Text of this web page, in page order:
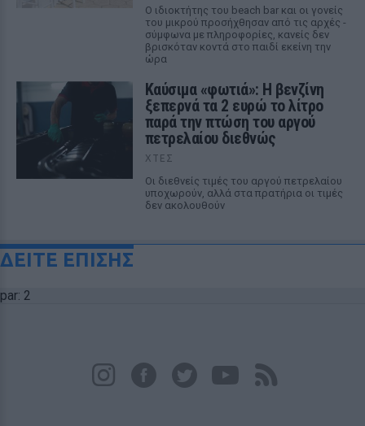
Ο ιδιοκτήτης του beach bar και οι γονείς
του μικρού προσήχθησαν από τις αρχές -
σύμφωνα με πληροφορίες, κανείς δεν
βρισκόταν κοντά στο παιδί εκείνη την
ώρα
Καύσιμα «φωτιά»: Η βενζίνη
ξεπερνά τα 2 ευρώ το λίτρο
παρά την πτώση του αργού
πετρελαίου διεθνώς
ΧΤΕΣ
Οι διεθνείς τιμές του αργού πετρελαίου
υποχωρούν, αλλά στα πρατήρια οι τιμές
δεν ακολουθούν
ΔΕΙΤΕ ΕΠΙΣΗΣ
par: 2